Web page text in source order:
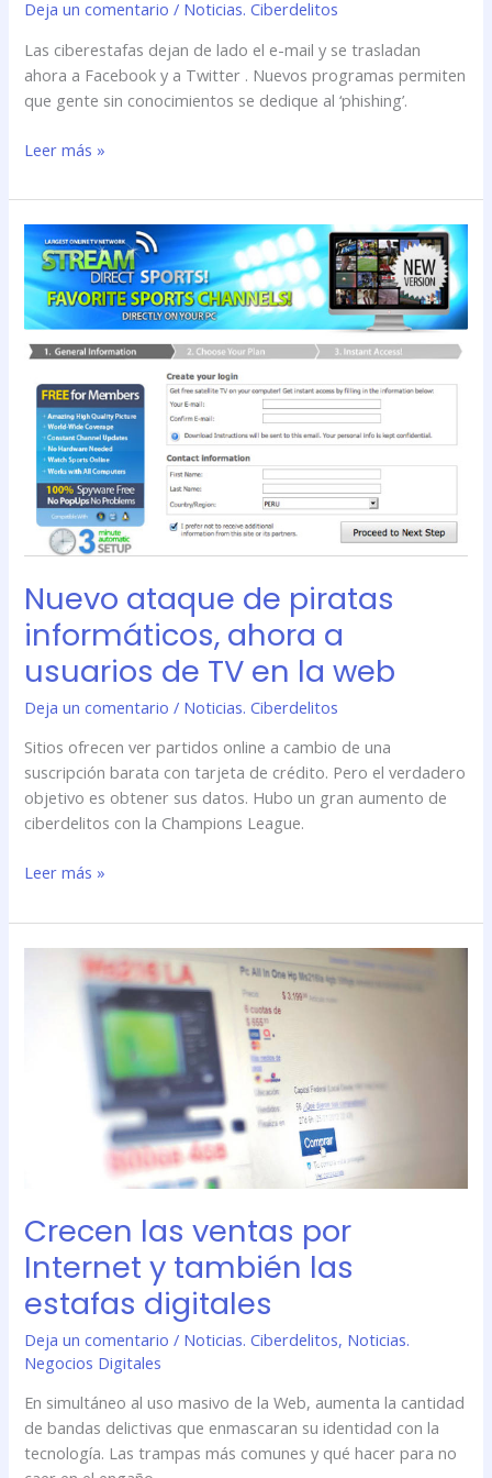
Deja un comentario / Noticias. Ciberdelitos
Las ciberestafas dejan de lado el e-mail y se trasladan
ahora a Facebook y a Twitter . Nuevos programas permiten
que gente sin conocimientos se dedique al ‘phishing’.
Leer más »
Nuevo ataque de piratas
informáticos, ahora a
usuarios de TV en la web
Deja un comentario / Noticias. Ciberdelitos
Sitios ofrecen ver partidos online a cambio de una
suscripción barata con tarjeta de crédito. Pero el verdadero
objetivo es obtener sus datos. Hubo un gran aumento de
ciberdelitos con la Champions League.
Nuevo
ataque
de
piratas
informáticos,
ahora
usuarios
de
TV
en
web
Leer más »
Crecen las ventas por
Internet y también las
estafas digitales
Deja un comentario / Noticias. Ciberdelitos, Noticias.
Negocios Digitales
En simultáneo al uso masivo de la Web, aumenta la cantidad
de bandas delictivas que enmascaran su identidad con la
tecnología. Las trampas más comunes y qué hacer para no